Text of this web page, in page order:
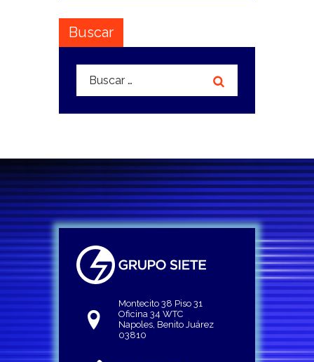
Buscar
Buscar:
Montecito 38 Piso 31
Oficina 34 WTC
Napoles, Benito Juárez
03810